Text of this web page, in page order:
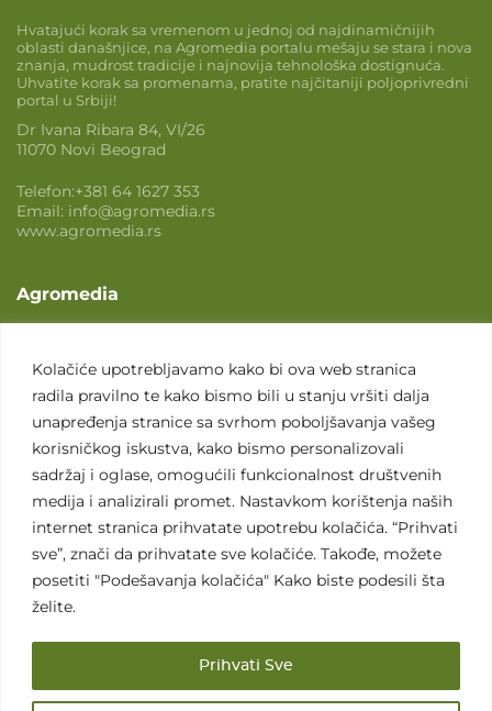
Kolačiće upotrebljavamo kako bi ova web stranica
radila pravilno te kako bismo bili u stanju vršiti dalja
unapređenja stranice sa svrhom poboljšavanja vašeg
korisničkog iskustva, kako bismo personalizovali
sadržaj i oglase, omogućili funkcionalnost društvenih
medija i analizirali promet. Nastavkom korištenja naših
internet stranica prihvatate upotrebu kolačića. “Prihvati
sve”, znači da prihvatate sve kolačiće. Takođe, možete
posetiti "Podešavanja kolačića" Kako biste podesili šta
želite.
Prihvati Sve
Hvatajući korak sa vremenom u jednoj od najdinamičnijih
oblasti današnjice, na Agromedia portalu mešaju se stara i nova
znanja, mudrost tradicije i najnovija tehnološka dostignuća.
Uhvatite korak sa promenama, pratite najčitaniji poljoprivredni
portal u Srbiji!
Dr Ivana Ribara 84, VI/26
11070 Novi Beograd
Telefon:+381 64 1627 353
Email: info@agromedia.rs
www.agromedia.rs
Agromedia
Svet poljoprivrede
Marketing usluge
Tražimo saradnike
Kontakt
Kontakt
Sva prava zadržana. 2007 - 2026. © Agromedia d.o.o.